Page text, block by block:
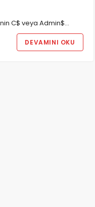
C$ veya Admin$…
DEVAMINI OKU